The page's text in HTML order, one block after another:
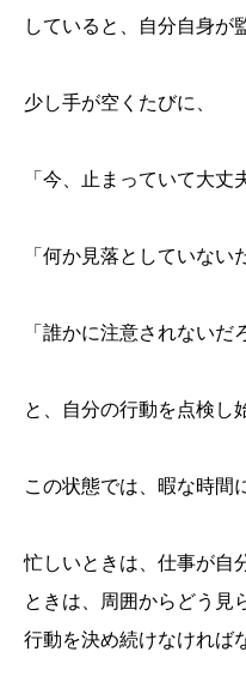
していると、自分自身が
少し手が空くたびに、
「今、止まっていて大丈
「何か見落としていない
「誰かに注意されないだ
と、自分の行動を点検し
この状態では、暇な時間
忙しいときは、仕事が自
ときは、周囲からどう見
行動を決め続けなければ